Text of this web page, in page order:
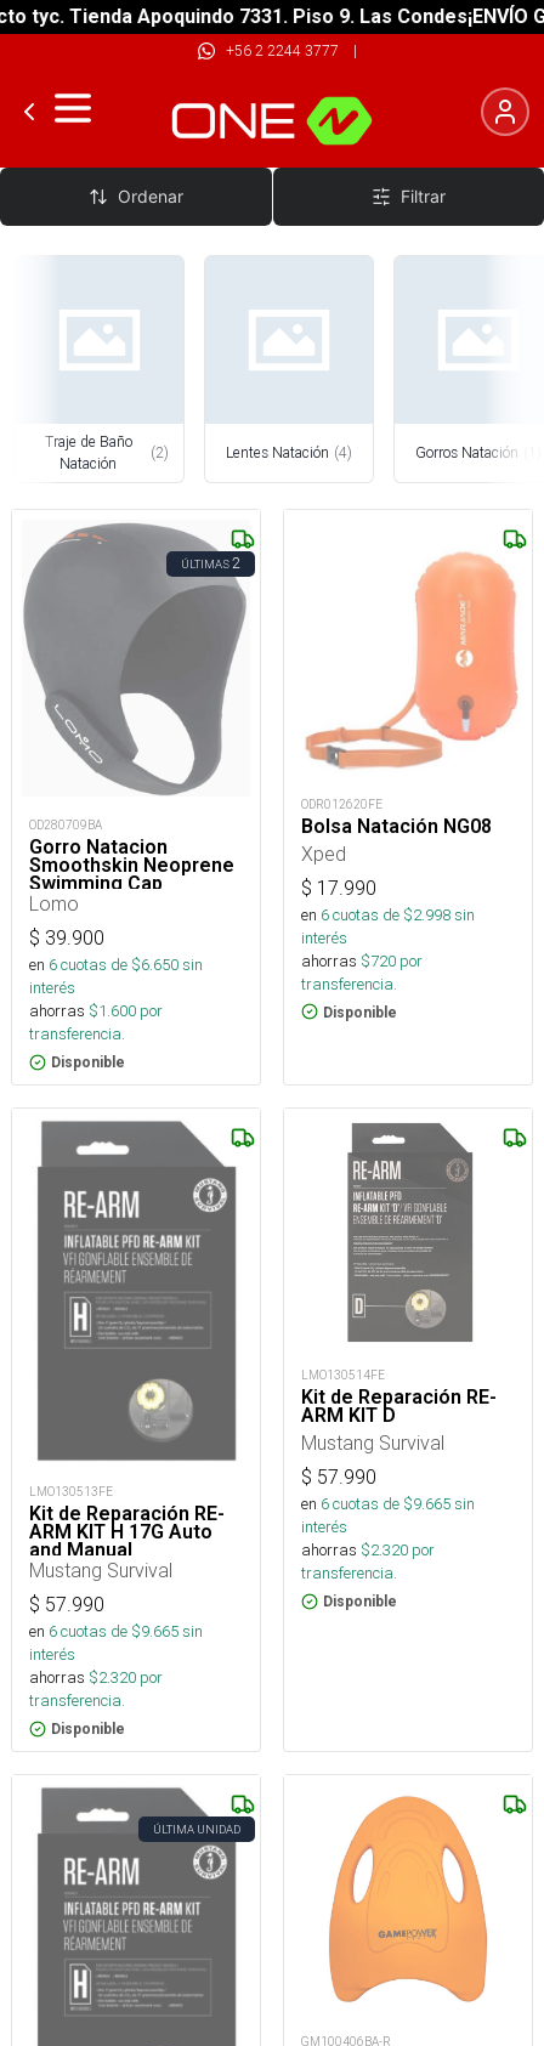
tyc. Tienda Apoquindo 7331. Piso 9. Las Condes¡ENVÍO
+56 2 2244 3777 |
Natacion
Ordenar Filtrar
Traje de Baño
Natación
(2) Lentes Natación (4) Gorros Natación
ÚLTIMAS2
OD280709BA
Gorro Natacion
Smoothskin Neoprene
Swimming Cap
Lomo
$ 39.900
en 6cuotas de $6.650sin
interés
ahorras $1.600 por
transferencia.
Disponible
ODR012620FE
Bolsa Natación NG08
Xped
$ 17.990
en 6cuotas de $2.998sin
interés
ahorras $720 por
transferencia.
Disponible
LMO130513FE
Kit de Reparación RE-
ARM KIT H 17G Auto
and Manual
Mustang Survival
$ 57.990
en 6cuotas de $9.665sin
interés
ahorras $2.320 por
transferencia.
Disponible
LMO130514FE
Kit de Reparación RE-
ARM KIT D
Mustang Survival
$ 57.990
en 6cuotas de $9.665sin
interés
ahorras $2.320 por
transferencia.
Disponible
ÚLTIMA UNIDAD
GM100406BA-R